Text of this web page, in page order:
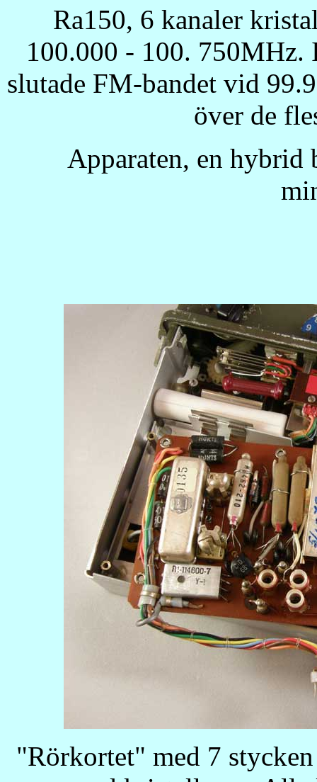
Ra150, 6 kanaler
100.000 - 100.
slutade FM-bandet vid
över de
Apparaten, en hybrid
"Rörkortet" med 7